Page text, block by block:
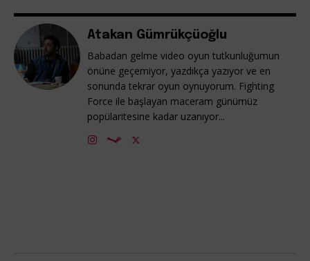
Atakan Gümrükçüoğlu
Babadan gelme video oyun tutkunluğumun
önüne geçemiyor, yazdıkça yazıyor ve en
sonunda tekrar oyun oynuyorum. Fighting
Force ile başlayan maceram günümüz
popülaritesine kadar uzanıyor...